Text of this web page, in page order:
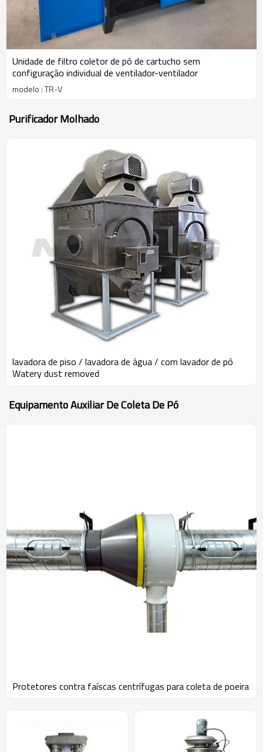
Unidade de filtro coletor de pó de cartucho sem
configuração individual de ventilador-ventilador
modelo : TR-V
Purificador Molhado
lavadora de piso / lavadora de água / com lavador de pó
Watery dust removed
Equipamento Auxiliar De Coleta De Pó
Protetores contra faíscas centrífugas para coleta de poeira